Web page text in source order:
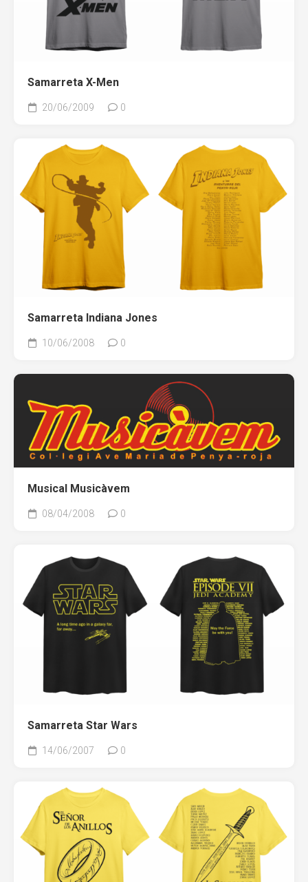
Samarreta X-Men
20/06/2009 0
Samarreta Indiana Jones
10/06/2008 0
Musical Musicàvem
08/04/2008 0
Samarreta Star Wars
14/06/2007 0